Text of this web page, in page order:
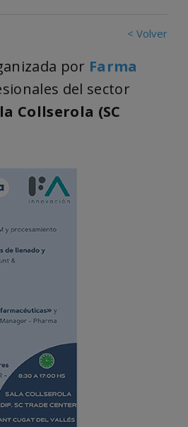
< Volver
por Farma
del sector
Collserola (SC